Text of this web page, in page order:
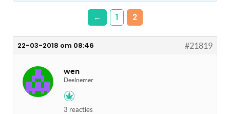
← 1 2
22-03-2018 om 08:46 #21819
wen
Deelnemer
3 reacties